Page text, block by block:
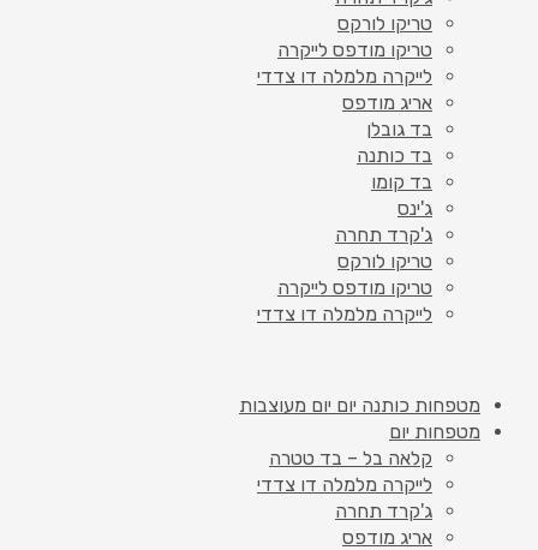
טריקו לורקס
טריקו מודפס לייקרה
לייקרה מלמלה דו צדדי
אריג מודפס
בד גובלן
בד כותנה
בד קומו
ג'ינס
ג'קרד תחרה
טריקו לורקס
טריקו מודפס לייקרה
לייקרה מלמלה דו צדדי
מטפחות כותנה יום יום מעוצבות
מטפחות יום
קלאה בל – בד טטרה
לייקרה מלמלה דו צדדי
ג'קרד תחרה
אריג מודפס